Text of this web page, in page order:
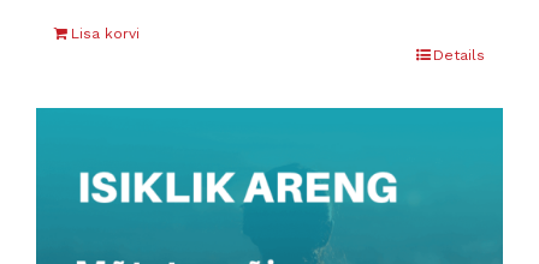
Lisa korvi
Details